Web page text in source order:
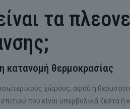
τα
κατανομή θερμοκρασίας
χώρους, αφού η
που είναι υπερβολικά ζεστά ή